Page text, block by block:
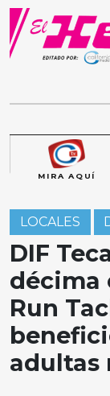
Skip
content
MIRA AQUÍ
LOCALES
DIF
décima
Run
adultas